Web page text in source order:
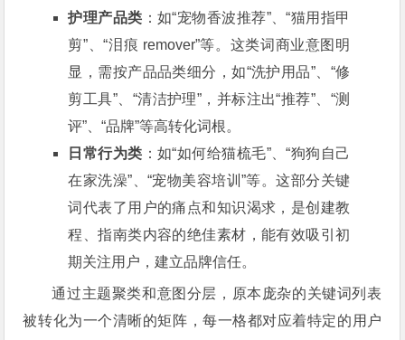
护理产品类 ：如“宠物香波推荐”、“猫用指甲
剪”、“泪痕 remover”等。这类词商业意图明
显，需按产品品类细分，如“洗护用品”、“修
剪工具”、“清洁护理”，并标注出“推荐”、“测
评”、“品牌”等高转化词根。
日常行为类 ：如“如何给猫梳毛”、“狗狗自己
在家洗澡”、“宠物美容培训”等。这部分关键
词代表了用户的痛点和知识渴求，是创建教
程、指南类内容的绝佳素材，能有效吸引初
期关注用户，建立品牌信任。
通过主题聚类和意图分层，原本庞杂的关键词列表
被转化为一个清晰的矩阵，每一格都对应着特定的用户